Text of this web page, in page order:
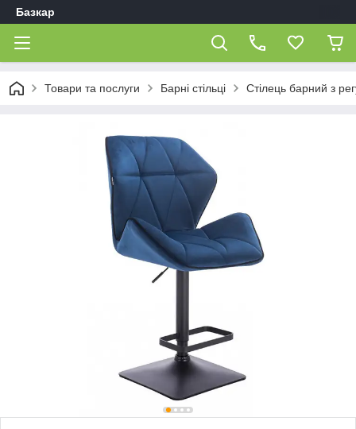
Базкар
Товари та послуги Барні стільці Стілець барний з